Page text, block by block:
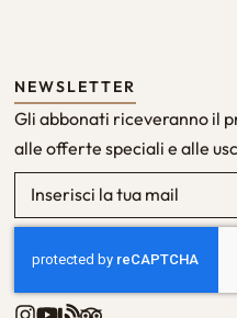
NEWSLETTER
Gli abbonati riceveranno il
alle offerte speciali e alle